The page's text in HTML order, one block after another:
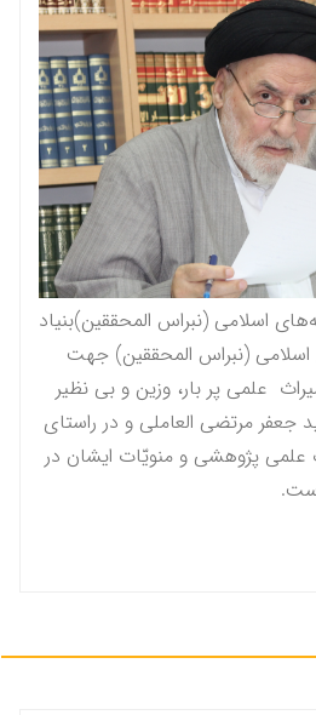
اسلامی (نبراس المحققين)بنیاد
(نبراس المحققين) جهت
علمی پر بار، وزین و بی نظیر
جعفر مرتضى العاملى و در راستاى
پژوهشى و منویّات ايشان در